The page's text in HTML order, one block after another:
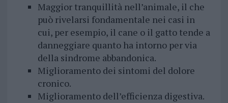
Maggior tranquillità nell’animale, il che
può rivelarsi fondamentale nei casi in
cui, per esempio, il cane o il gatto tende a
danneggiare quanto ha intorno per via
della sindrome abbandonica.
Miglioramento dei sintomi del dolore
cronico.
Miglioramento dell’efficienza digestiva.